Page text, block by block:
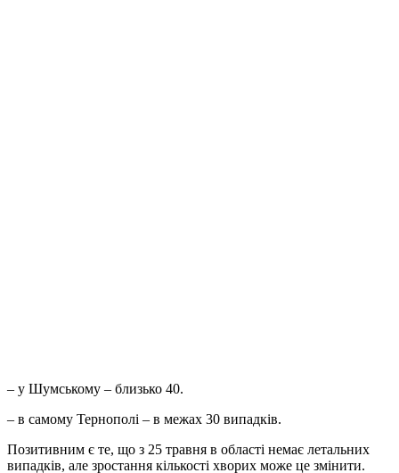
– у Шумському – близько 40.
– в самому Тернополі – в межах 30 випадків.
Позитивним є те, що з 25 травня в області немає летальних
випадків, але зростання кількості хворих може це змінити.